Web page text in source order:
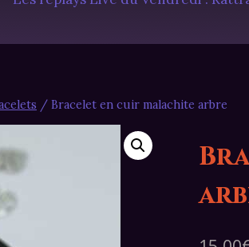
/ Bracelet en cuir malachite arbre